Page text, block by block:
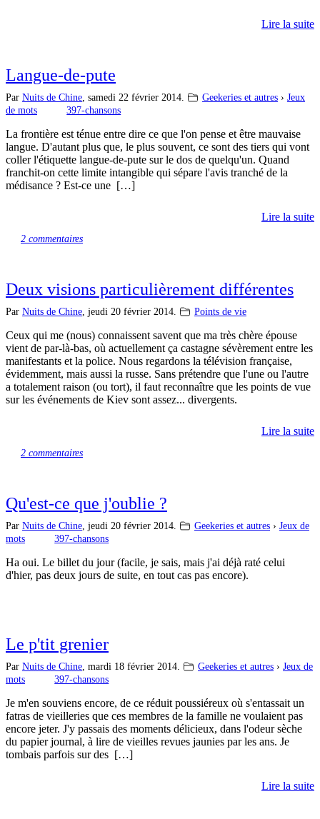
Lire la suite
Langue-de-pute
Par Nuits de Chine samedi 22 février 2014. Geekeries et autres › Jeux
de mots
397-chansons
La frontière est ténue entre dire ce que l'on pense et être mauvaise
langue. D'autant plus que, le plus souvent, ce sont des tiers qui vont
coller l'étiquette langue-de-pute sur le dos de quelqu'un. Quand
franchit-on cette limite intangible qui sépare l'avis tranché de la
médisance ? Est-ce une […]
Lire la suite
2 commentaires
Deux visions particulièrement différentes
Par Nuits de Chine jeudi 20 février 2014. Points de vie
Ceux qui me (nous) connaissent savent que ma très chère épouse
vient de par-là-bas, où actuellement ça castagne sévèrement entre les
manifestants et la police. Nous regardons la télévision française,
évidemment, mais aussi la russe. Sans prétendre que l'une ou l'autre
a totalement raison (ou tort), il faut reconnaître que les points de vue
sur les événements de Kiev sont assez... divergents.
Lire la suite
2 commentaires
Qu'est-ce que j'oublie ?
Par Nuits de Chine jeudi 20 février 2014. Geekeries et autres › Jeux de
mots
397-chansons
Ha oui. Le billet du jour (facile, je sais, mais j'ai déjà raté celui
d'hier, pas deux jours de suite, en tout cas pas encore).
Le p'tit grenier
Par Nuits de Chine mardi 18 février 2014. Geekeries et autres › Jeux de
mots
397-chansons
Je m'en souviens encore, de ce réduit poussiéreux où s'entassait un
fatras de vieilleries que ces membres de la famille ne voulaient pas
encore jeter. J'y passais des moments délicieux, dans l'odeur sèche
du papier journal, à lire de vieilles revues jaunies par les ans. Je
tombais parfois sur des […]
Lire la suite